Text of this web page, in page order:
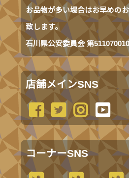
お品物が多い場合はお早めの
致します。
石川県公安委員会 第
店舗メインSNS
コーナーSNS